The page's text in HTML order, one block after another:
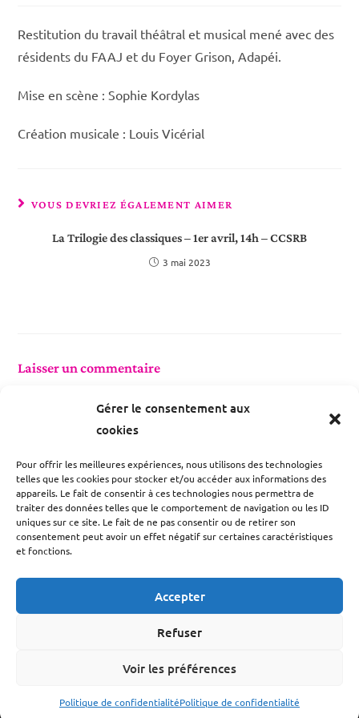
Gérer le consentement aux
cookies
Pour offrir les meilleures expériences, nous utilisons des technologies
telles que les cookies pour stocker et/ou accéder aux informations des
appareils. Le fait de consentir à ces technologies nous permettra de
traiter des données telles que le comportement de navigation ou les ID
uniques sur ce site. Le fait de ne pas consentir ou de retirer son
consentement peut avoir un effet négatif sur certaines caractéristiques
et fonctions.
Accepter
Refuser
Voir les préférences
Politique de confidentialitéPolitique de confidentialité
publication :
Restitution du travail théâtral et musical mené avec des
résidents du FAAJ et du Foyer Grison, Adapéi.
Mise en scène : Sophie Kordylas
Création musicale : Louis Vicérial
VOUS DEVRIEZ ÉGALEMENT AIMER
La Trilogie des classiques – 1er avril, 14h – CCSRB
3 mai 2023
Laisser un commentaire
Vous devez êtreconnectépour publier un commentaire.
Rechercher
RECHERCHER
Prochains événements
Il n’y a actuellement aucun évènement.
© Compagnie Zocha -Politique de confidentialité-Mentions légales